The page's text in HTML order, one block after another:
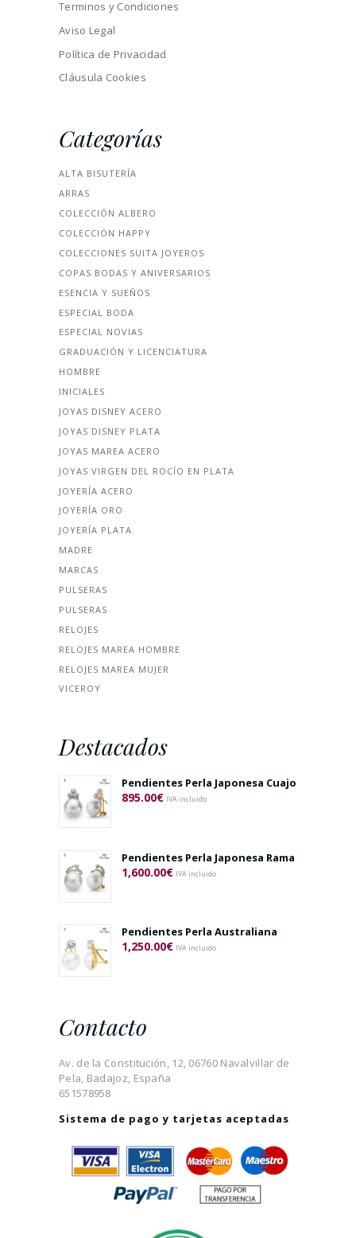
Terminos y Condiciones
Aviso Legal
Política de Privacidad
Cláusula Cookies
Categorías
ALTA BISUTERÍA
ARRAS
COLECCIÓN ALBERO
COLECCIÓN HAPPY
COLECCIONES SUITA JOYEROS
COPAS BODAS Y ANIVERSARIOS
ESENCIA Y SUEÑOS
ESPECIAL BODA
ESPECIAL NOVIAS
GRADUACIÓN Y LICENCIATURA
HOMBRE
INICIALES
JOYAS DISNEY ACERO
JOYAS DISNEY PLATA
JOYAS MAREA ACERO
JOYAS VIRGEN DEL ROCÍO EN PLATA
JOYERÍA ACERO
JOYERÍA ORO
JOYERÍA PLATA
MADRE
MARCAS
PULSERAS
PULSERAS
RELOJES
RELOJES MAREA HOMBRE
RELOJES MAREA MUJER
VICEROY
Destacados
Pendientes Perla Japonesa Cuajo
895.00€ IVA incluido
Pendientes Perla Japonesa Rama
1,600.00€ IVA incluido
Pendientes Perla Australiana
1,250.00€ IVA incluido
Contacto
Av. de la Constitución, 12, 06760 Navalvillar de
Pela, Badajoz, España
651578958
Sistema de pago y tarjetas aceptadas